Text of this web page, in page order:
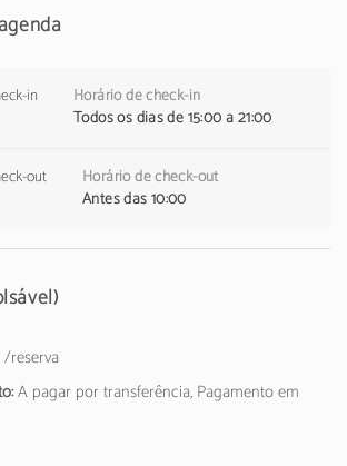
Horário de check-in
Todos os dias de 15:00 a 21:00
Horário de check-out
Antes das 10:00
A pagar por transferência, Pagamento em